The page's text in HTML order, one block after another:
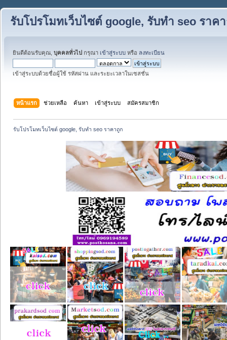
รับโปรโมทเว็บไซต์ google, รับทำ seo ราค
ยินดีต้อนรับคุณ, บุคคลทั่วไป กรุณา เข้าสู่ระบบ หรือ ลงทะเบียน
เข้าสู่ระบบด้วยชื่อผู้ใช้ รหัสผ่าน และระยะเวลาในเซสชั่น
หน้าแรก ช่วยเหลือ ค้นหา เข้าสู่ระบบ สมัครสมาชิก
รับโปรโมทเว็บไซต์ google, รับทำ seo ราคาถูก